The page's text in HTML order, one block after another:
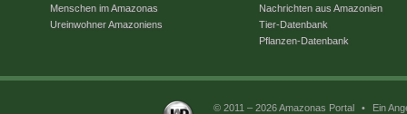
Menschen im Amazonas
Ureinwohner Amazoniens
Nachrichten aus Amazonien
Tier-Datenbank
Pflanzen-Datenbank
© 2011 – 2026 Amazonas Portal •
Ein